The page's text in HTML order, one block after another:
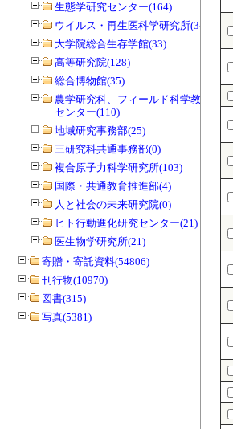
生態学研究センター(164)
ウイルス・再生医科学研究所(34)
大学院総合生存学館(33)
高等研究院(128)
総合博物館(35)
農学研究科、フィールド科学教育研究
センター(110)
地域研究事務部(25)
三研究科共通事務部(0)
複合原子力科学研究所(103)
国際・共通教育推進部(4)
人と社会の未来研究院(0)
ヒト行動進化研究センター(21)
医生物学研究所(21)
寄贈・寄託資料(54806)
刊行物(10970)
図書(315)
写真(5381)